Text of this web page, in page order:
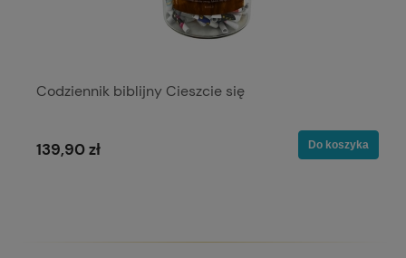
Codziennik biblijny Cieszcie się
139,90 zł Do koszyka